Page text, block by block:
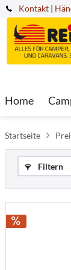
Kontakt |
Home
Startseite
Filtern